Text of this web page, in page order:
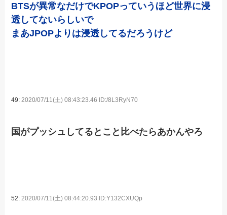
BTSが異常なだけでKPOPっていうほど世界に浸
透してないらしいで
まあJPOPよりは浸透してるだろうけど
49:2020/07/11(土) 08:43:23.46 ID:/8L3RyN70
国がプッシュしてるとこと比べたらあかんやろ
52: 2020/07/11(土) 08:44:20.93 ID:Y132CXUQp